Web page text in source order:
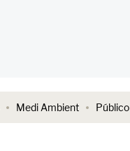
Medi Ambient Público